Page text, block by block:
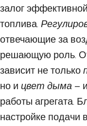
залог
топлива.
отвечающие за
решающую роль.
зависит не только
но и цвет дыма –
работы агрегата.
настройке подачи